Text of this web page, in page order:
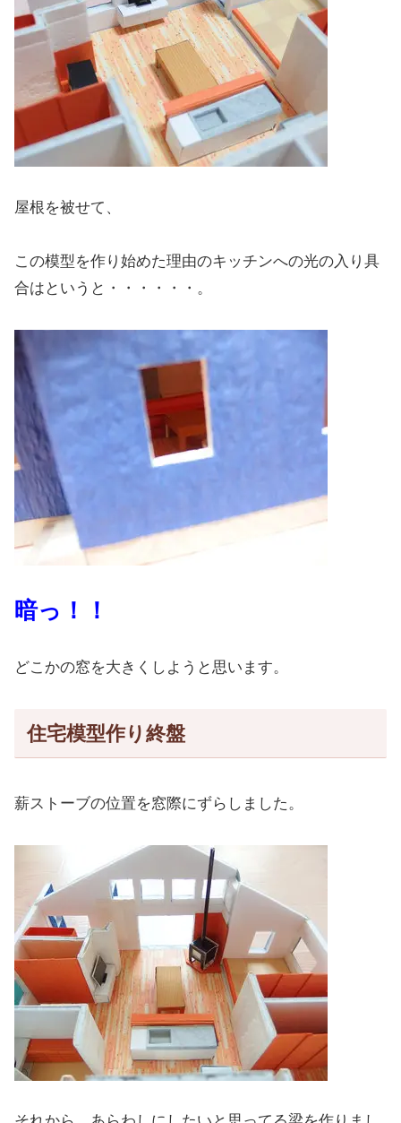
屋根を被せて、
この模型を作り始めた理由のキッチンへの光の入り具
合はというと・・・・・・。
暗っ！！
どこかの窓を大きくしようと思います。
住宅模型作り終盤
薪ストーブの位置を窓際にずらしました。